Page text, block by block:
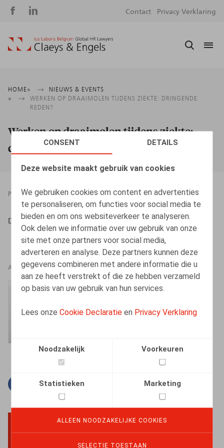
CONSENT DETAILS
Deze website maakt gebruik van cookies
We gebruiken cookies om content en advertenties
te personaliseren, om functies voor social media te
bieden en om ons websiteverkeer te analyseren.
Ook delen we informatie over uw gebruik van onze
site met onze partners voor social media,
adverteren en analyse. Deze partners kunnen deze
gegevens combineren met andere informatie die u
aan ze heeft verstrekt of die ze hebben verzameld
op basis van uw gebruik van hun services.
Lees onzeCookie Declaratie en Privacy Verklaring
Noodzakelijk Voorkeuren
Statistieken Marketing
ALLEEN NOODZAKELIJKE COOKIES
SELECTIE TOESTAAN
Social
Contact Privacy Verklaring
Kruimelpad
HOME
NIEUWS & EVENTS
WERKEN OP DRAAIMOLEN TIJDENS ZIEKTE: DRINGENDE
REDEN?
Werken op draaimolen tijdens ziekte:
dringende reden?
PRESSROOM 01.02.2019
Desmadryl, A., HR.square nr 186, jan 2019, p. 66
AUTEURS
Amélie Desmadryl
Facebook
TwitterLinkedin